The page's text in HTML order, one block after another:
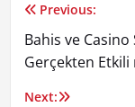
Yazı
gezinmesi
Previous:
Bahis ve
Gerçekten Etkili
Next: